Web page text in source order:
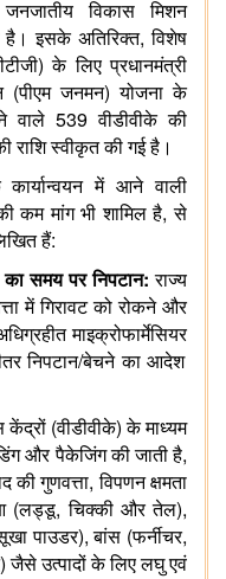
जनजातीय विकास
मिशन
है। इसके अतिरिक्त,विशेष
)के लिए प्रधानमंत्री
(पीएम जनमन)योजना के
वाले 539वीडीवीके की
राशि स्वीकृत की गई है।
कार्यान्वयन में आने वाली
कम मांग भी शामिल है,से
हैं:
का समय पर निपटान: राज्य
में गिरावट को रोकने और
माइक्रोफार्मेसियर
निपटान/बेचने का आदेश
केंद्रों(वीडीवीके)के माध्यम
और पैकेजिंग की जाती है,
की गुणवत्ता,विपणन क्षमता
(लड्डू,चिक्की और तेल),
पाउडर),बांस (फर्नीचर,
)जैसे उत्पादों के लिए लघु एवं